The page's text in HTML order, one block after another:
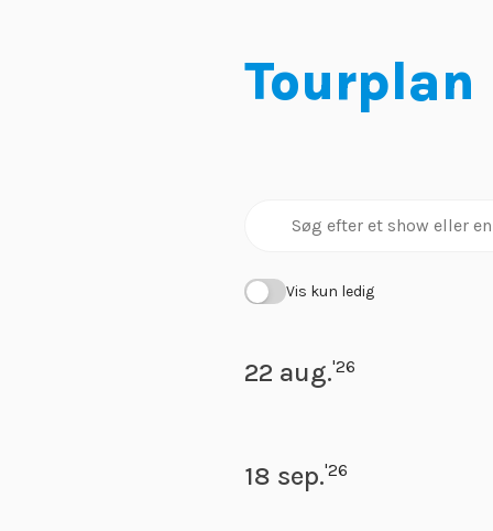
Tourplan
Vis kun ledig
22 aug.'26
18 sep.'26